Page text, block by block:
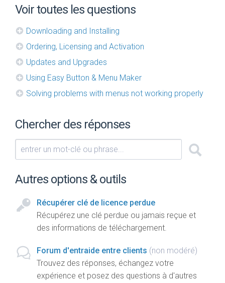
Voir toutes les questions
Downloading and Installing
Ordering, Licensing and Activation
Updates and Upgrades
Using Easy Button & Menu Maker
Solving problems with menus not working properly
Chercher des réponses
Autres options & outils
Récupérer clé de licence perdue
Récupérez une clé perdue ou jamais reçue et
des informations de téléchargement.
Forum d'entraide entre clients (non modéré)
Trouvez des réponses, échangez votre
expérience et posez des questions à d'autres